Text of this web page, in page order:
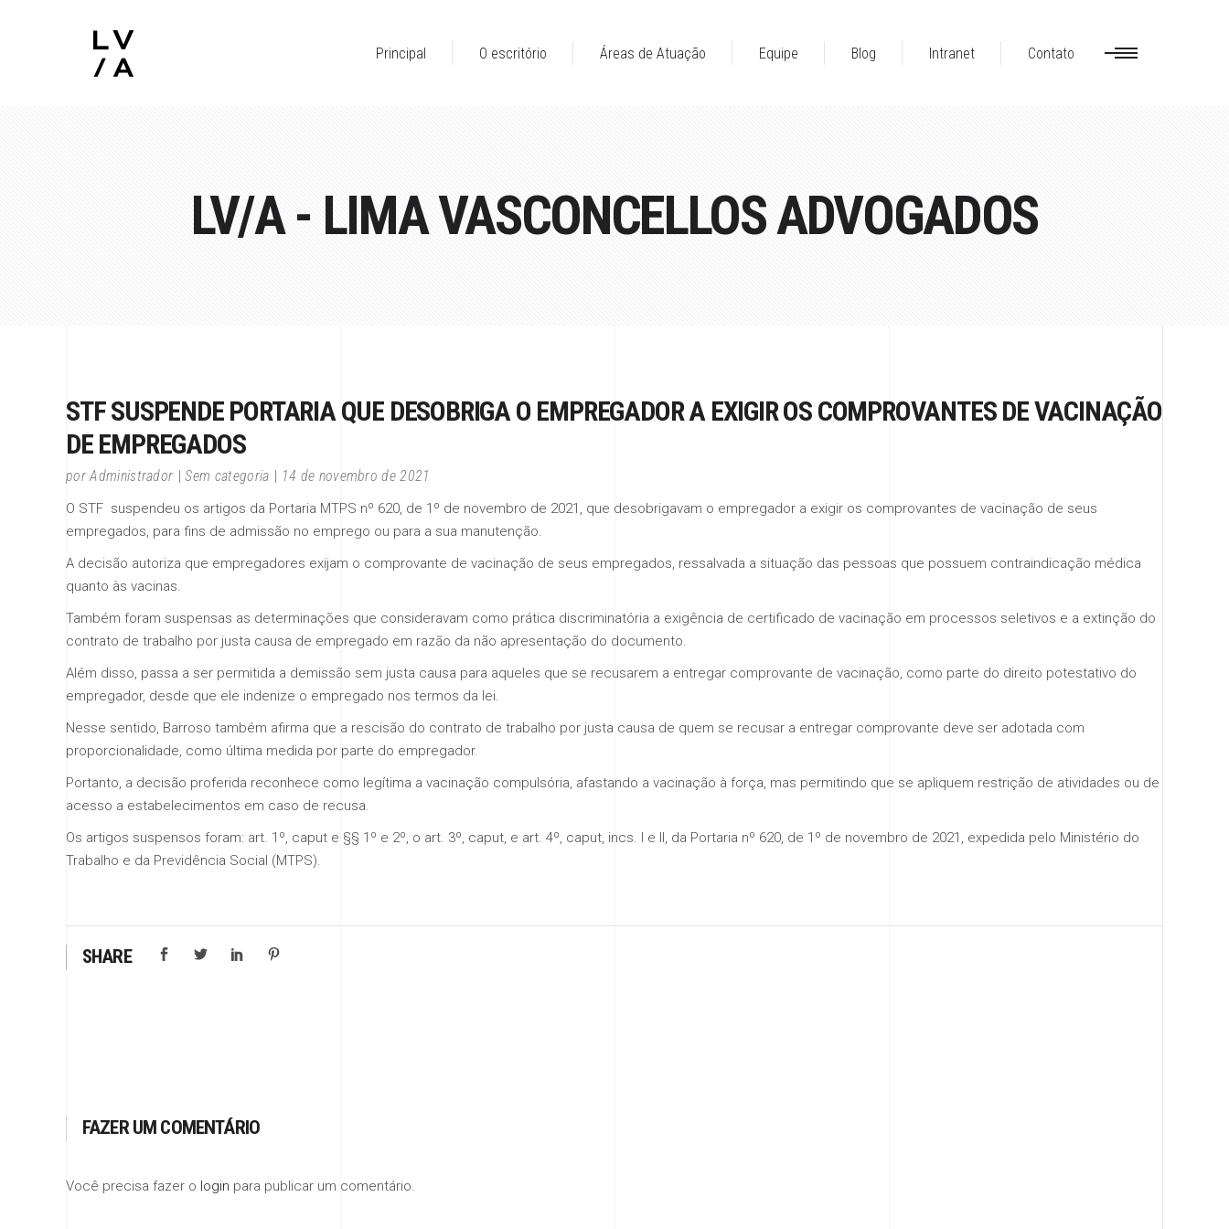
Principal O escritório Áreas de Atuação Equipe Blog Intranet Contato
LV/A - LIMA VASCONCELLOS ADVOGADOS
STF SUSPENDE PORTARIA QUE DESOBRIGA O EMPREGADOR A EXIGIR OS COMPROVANTES DE VACINAÇÃO
DE EMPREGADOS
porAdministrador Sem categoria 14 de novembro de 2021
O STF suspendeu os artigos da Portaria MTPS nº 620, de 1º de novembro de 2021, que desobrigavam o empregador a exigir os comprovantes de vacinação de seus
empregados, para fins de admissão no emprego ou para a sua manutenção.
A decisão autoriza que empregadores exijam o comprovante de vacinação de seus empregados, ressalvada a situação das pessoas que possuem contraindicação médica
quanto às vacinas.
Também foram suspensas as determinações que consideravam como prática discriminatória a exigência de certificado de vacinação em processos seletivos e a extinção do
contrato de trabalho por justa causa de empregado em razão da não apresentação do documento.
Além disso, passa a ser permitida a demissão sem justa causa para aqueles que se recusarem a entregar comprovante de vacinação, como parte do direito potestativo do
empregador, desde que ele indenize o empregado nos termos da lei.
Nesse sentido, Barroso também afirma que a rescisão do contrato de trabalho por justa causa de quem se recusar a entregar comprovante deve ser adotada com
proporcionalidade, como última medida por parte do empregador.
Portanto, a decisão proferida reconhece como legítima a vacinação compulsória, afastando a vacinação à força, mas permitindo que se apliquem restrição de atividades ou de
acesso a estabelecimentos em caso de recusa.
Os artigos suspensos foram: art. 1º, caput e §§ 1º e 2º, o art. 3º, caput, e art. 4º, caput, incs. I e II, da Portaria nº 620, de 1º de novembro de 2021, expedida pelo Ministério do
Trabalho e da Previdência Social (MTPS).
SHARE
FAZER UM COMENTÁRIO
Você precisa fazer o login para publicar um comentário.